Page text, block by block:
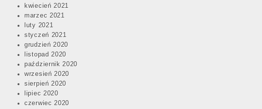
kwiecień 2021
marzec 2021
luty 2021
styczeń 2021
grudzień 2020
listopad 2020
październik 2020
wrzesień 2020
sierpień 2020
lipiec 2020
czerwiec 2020